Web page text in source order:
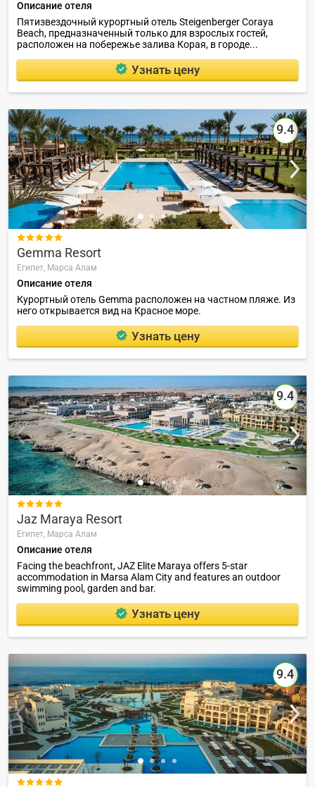
Описание отеля
Пятизвездочный курортный отель Steigenberger Coraya
Beach, предназначенный только для взрослых гостей,
расположен на побережье залива Корая, в городе...
Узнать цену
9.4

Gemma Resort
Египет, Марса Алам
Описание отеля
Курортный отель Gemma расположен на частном пляже. Из
него открывается вид на Красное море.
Узнать цену
9.4

Jaz Maraya Resort
Египет, Марса Алам
Описание отеля
Facing the beachfront, JAZ Elite Maraya offers 5-star
accommodation in Marsa Alam City and features an outdoor
swimming pool, garden and bar.
Узнать цену
9.4
